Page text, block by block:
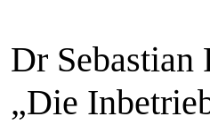
Dr Sebastian
„Die